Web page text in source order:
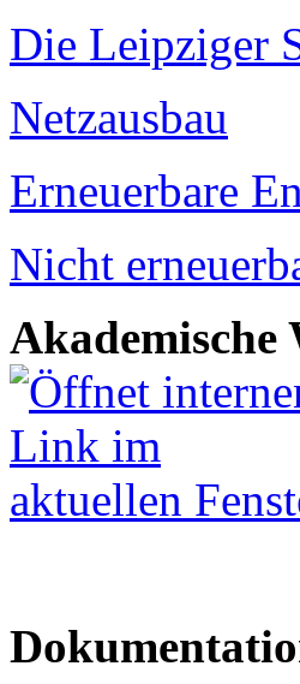
Die Leipziger
Netzausbau
Erneuerbare
Nicht
Akademische